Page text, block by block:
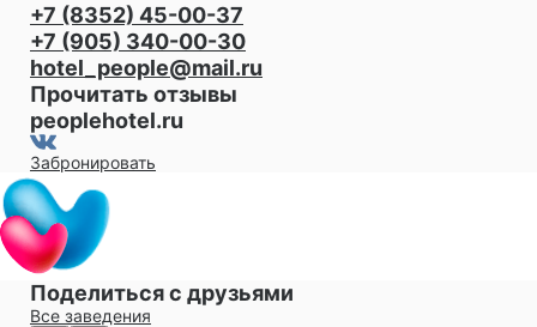
+7 (8352) 45-00-37
+7 (905) 340-00-30
hotel_people@mail.ru
Прочитать отзывы
peoplehotel.ru
Забронировать
Поделиться с друзьями
Все заведения